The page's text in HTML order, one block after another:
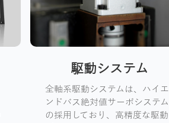
駆動システム
全軸系駆動システムは、ハイエ
ンドバス絶対値サーボシステム
の採用しており、高精度な駆動